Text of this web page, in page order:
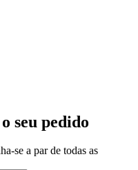
seu pedido
se a par de todas as